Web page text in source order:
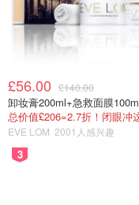
£56.00 £140.00
总价值£206=2.7折！闭眼冲
EVE LOM 2001人感兴趣
3